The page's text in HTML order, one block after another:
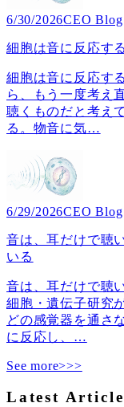
6/30/2026CEO Blog
細胞は音に反応す
細胞は音に反応す
ら、もう一度考え
聴くものだと考え
る。物音に気…
6/29/2026CEO Blog
音は、耳だけで聴
いる
音は、耳だけで聴
細胞・遺伝子研究
どの感覚器を通さ
に反応し、 …
See more>>>
Latest